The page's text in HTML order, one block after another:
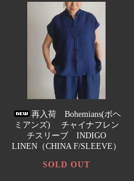
再入荷 Bohemians(ボヘ
ミアンズ) チャイナフレン
チスリーブ INDIGO
LINEN（CHINA F/SLEEVE）
SOLD OUT